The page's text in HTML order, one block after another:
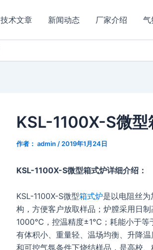
技术文章 新闻动态 厂家介绍 气
KSL-1100X-S微
作者： admin / 2019年1月24日
KSL-1100X-S微型箱式炉详细介绍：
KSL-1100X-S微型箱式炉是以电阻丝
构，方便客户放取样品；炉膛采用日
1000℃，控温精度±1℃；耗能小于等
有体积小、重量轻、温场均衡、升降
和可控气氛条件下烧结样品，是高校